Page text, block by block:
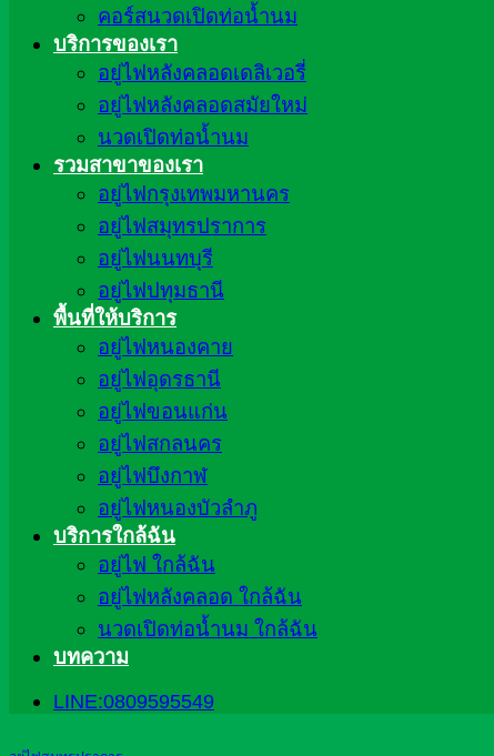
คอร์สนวดเปิดท่อน้ำนม
บริการของเรา
อยู่ไฟหลังคลอดเดลิเวอรี่
อยู่ไฟหลังคลอดสมัยใหม่
นวดเปิดท่อน้ำนม
รวมสาขาของเรา
อยู่ไฟกรุงเทพมหานคร
อยู่ไฟสมุทรปราการ
อยู่ไฟนนทบุรี
อยู่ไฟปทุมธานี
พื้นที่ให้บริการ
อยู่ไฟหนองคาย
อยู่ไฟอุดรธานี
อยู่ไฟขอนแก่น
อยู่ไฟสกลนคร
อยู่ไฟบึงกาฬ
อยู่ไฟหนองบัวลำภู
บริการใกล้ฉัน
อยู่ไฟ ใกล้ฉัน
อยู่ไฟหลังคลอด ใกล้ฉัน
นวดเปิดท่อน้ำนม ใกล้ฉัน
บทความ
LINE:0809595549